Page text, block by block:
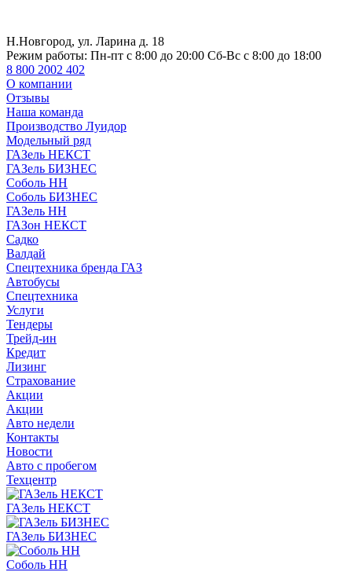
Н.Новгород, ул. Ларина д. 18
Режим работы: Пн-пт с 8:00 до 20:00 Сб-Вс с 8:00 до 18:00
8 800 2002 402
О компании
Отзывы
Наша команда
Производство Луидор
Модельный ряд
ГАЗель НЕКСТ
ГАЗель БИЗНЕС
Соболь НН
Соболь БИЗНЕС
ГАЗель НН
ГАЗон НЕКСТ
Садко
Валдай
Спецтехника бренда ГАЗ
Автобусы
Спецтехника
Услуги
Тендеры
Трейд-ин
Кредит
Лизинг
Страхование
Акции
Акции
Авто недели
Контакты
Новости
Авто с пробегом
Техцентр
ГАЗель НЕКСТ
ГАЗель БИЗНЕС
Соболь НН